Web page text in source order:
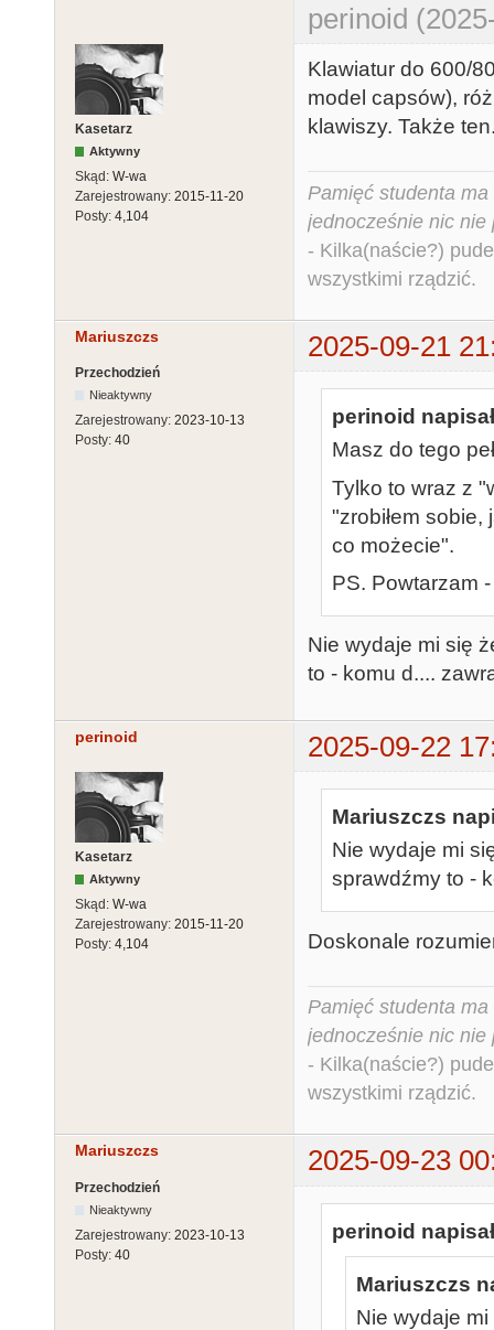
perinoid
Kasetarz
Aktywny
Skąd: W-wa
Zarejestrowany: 2015-11-20
Posty: 4,104
Klawiatur do 600/
model capsów),
klawiszy. Także
Pamięć studenta
jednocześnie nic nie
- Kilka(naście?)
wszystkimi rządzić.
Mariuszczs 2025-09-21
Przechodzień
Nieaktywny
Zarejestrowany: 2023-10-13
Posty: 40
perinoid
Masz do tego
Tylko to wraz z
"zrobiłem
co możecie".
PS. Powtarzam
Nie wydaje mi się
to - komu d....
perinoid 2025-09-22
Kasetarz
Aktywny
Skąd: W-wa
Zarejestrowany: 2015-11-20
Posty: 4,104
Mariuszczs
Nie wydaje mi
sprawdźmy to -
Doskonale
Pamięć studenta
jednocześnie nic nie
- Kilka(naście?)
wszystkimi rządzić.
Mariuszczs 2025-09-23
Przechodzień
Nieaktywny
Zarejestrowany: 2023-10-13
Posty: 40
perinoid
Mariuszczs
Nie wydaje mi